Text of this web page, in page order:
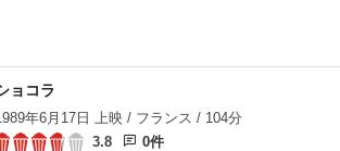
ョコラ
年6月17日 上映 / フランス / 104分
3.8
0件